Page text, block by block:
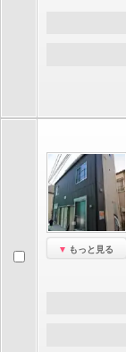
もっと見る